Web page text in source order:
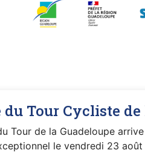
Tour Cycliste
Tour de la Guadeloupe
le vendredi 23